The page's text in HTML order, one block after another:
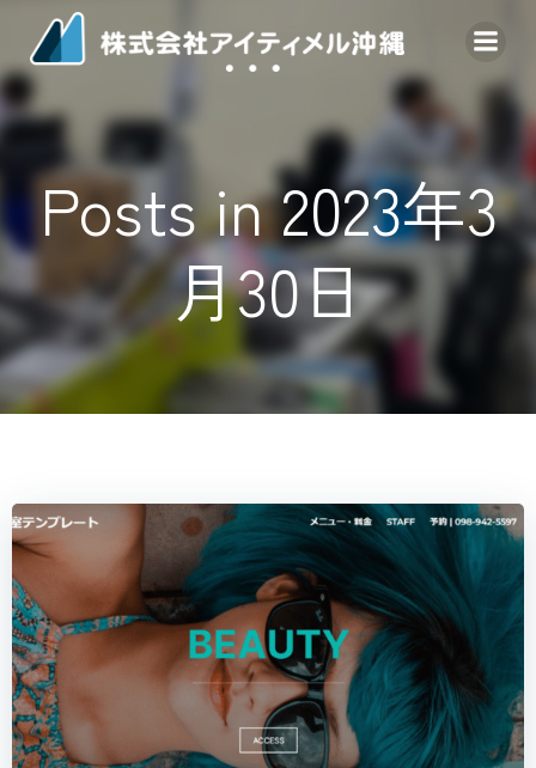
ン
テ
へ
ッ
プ
Posts in 2023年3
月30日